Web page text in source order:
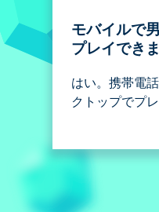
モバイルで
プレイでき
はい。携帯電
クトップでプ